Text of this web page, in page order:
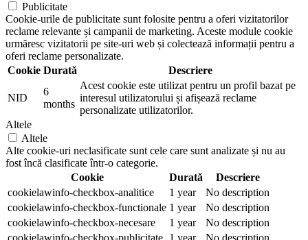
Publicitate
Cookie-urile de publicitate sunt folosite pentru a oferi vizitatorilor
reclame relevante și campanii de marketing. Aceste module cookie
urmăresc vizitatorii pe site-uri web și colectează informații pentru a
oferi reclame personalizate.
Cookie Durată Descriere
NID
6
months
Acest cookie este utilizat pentru un profil bazat pe
interesul utilizatorului și afișează reclame
personalizate utilizatorilor.
Altele
Altele
Alte cookie-uri neclasificate sunt cele care sunt analizate și nu au
fost încă clasificate într-o categorie.
Cookie
Durată
Descriere
cookielawinfo-checkbox-analitice
1 year
No description
cookielawinfo-checkbox-functionale 1 year
No description
cookielawinfo-checkbox-necesare
1 year
No description